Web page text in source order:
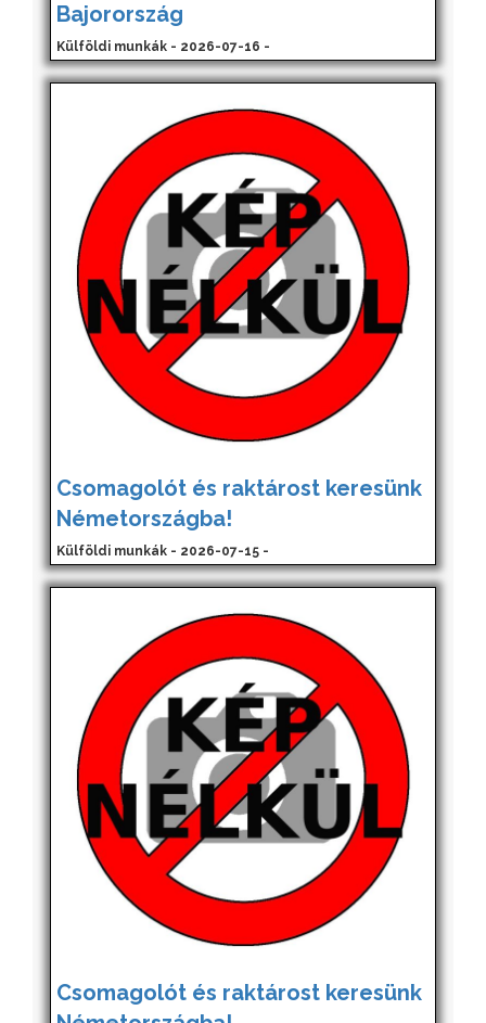
Bajorország
Külföldi munkák - 2026-07-16 -
Csomagolót és raktárost keresünk
Németországba!
Külföldi munkák - 2026-07-15 -
Csomagolót és raktárost keresünk